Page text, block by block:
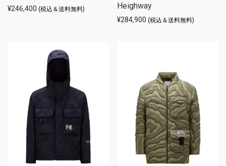
¥246,400 (税込＆送料無料)
Heighway
¥284,900 (税込＆送料無料)